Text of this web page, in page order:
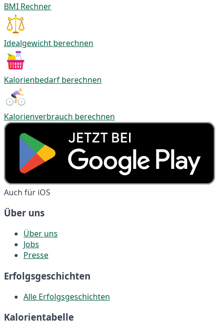
BMI Rechner
Idealgewicht berechnen
Kalorienbedarf berechnen
Kalorienverbrauch berechnen
Auch für iOS
Über uns
Über uns
Jobs
Presse
Erfolgsgeschichten
Alle Erfolgsgeschichten
Kalorientabelle